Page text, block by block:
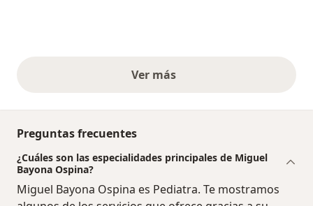
Ver másopiniones anteriores
Preguntas frecuentes
¿Cuáles son las especialidades principales de Miguel
Bayona Ospina?
Miguel Bayona Ospina es Pediatra. Te mostramos